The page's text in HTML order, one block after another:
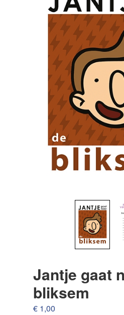
Jantje gaat
bliksem
€1,00